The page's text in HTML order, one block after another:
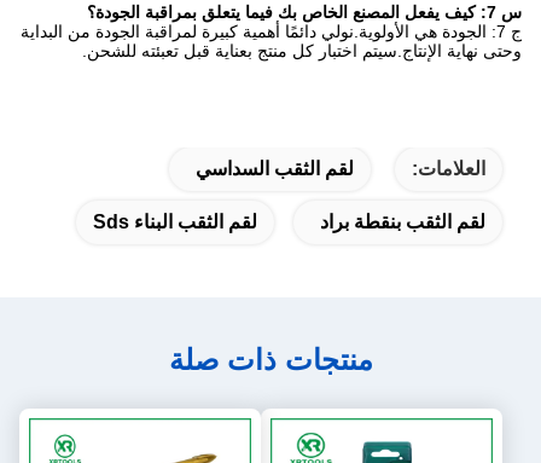
س 7: كيف يفعل المصنع الخاص بك فيما يتعلق بمراقبة الجودة؟
ج 7: الجودة هي الأولوية.نولي دائمًا أهمية كبيرة لمراقبة الجودة من البداية
وحتى نهاية الإنتاج.سيتم اختبار كل منتج بعناية قبل تعبئته للشحن.
العلامات: لقم الثقب السداسي
لقم الثقب بنقطة براد لقم الثقب البناء Sds
منتجات ذات صلة